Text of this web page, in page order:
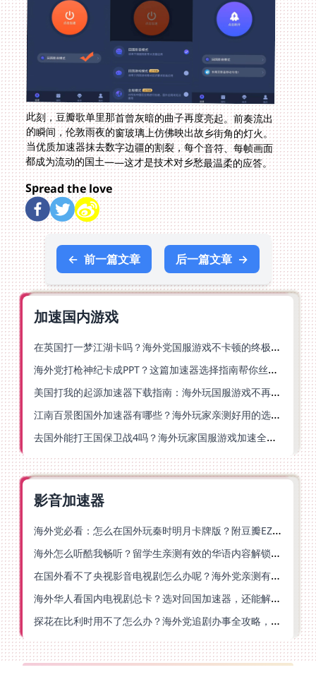
此刻，豆瓣歌单里那首曾灰暗的曲子再度亮起。前奏流出
的瞬间，伦敦雨夜的窗玻璃上仿佛映出故乡街角的灯火。
当优质加速器抹去数字边疆的割裂，每个音符、每帧画面
都成为流动的国土——这才是技术对乡愁最温柔的应答。
Spread the love
← 前一篇文章 后一篇文章 →
加速国内游戏
在英国打一梦江湖卡吗？海外党国服游戏不卡顿的终极解法
海外党打枪神纪卡成PPT？这篇加速器选择指南帮你丝滑上分
美国打我的起源加速器下载指南：海外玩国服游戏不再卡的终极方案
江南百景图国外加速器有哪些？海外玩家亲测好用的选择与避坑指南
去国外能打王国保卫战4吗？海外玩家国服游戏加速全攻略（附公主连结幻想江湖实测）
影音加速器
海外党必看：怎么在国外玩秦时明月卡牌版？附豆瓣EZCast地区限制破解法
海外怎么听酷我畅听？留学生亲测有效的华语内容解锁指南
在国外看不了央视影音电视剧怎么办呢？海外党亲测有效的回国加速方案
海外华人看国内电视剧总卡？选对回国加速器，还能解决菲律宾打不开反诈中心的问题
探花在比利时用不了怎么办？海外党追剧办事全攻略，选对加速器就够了